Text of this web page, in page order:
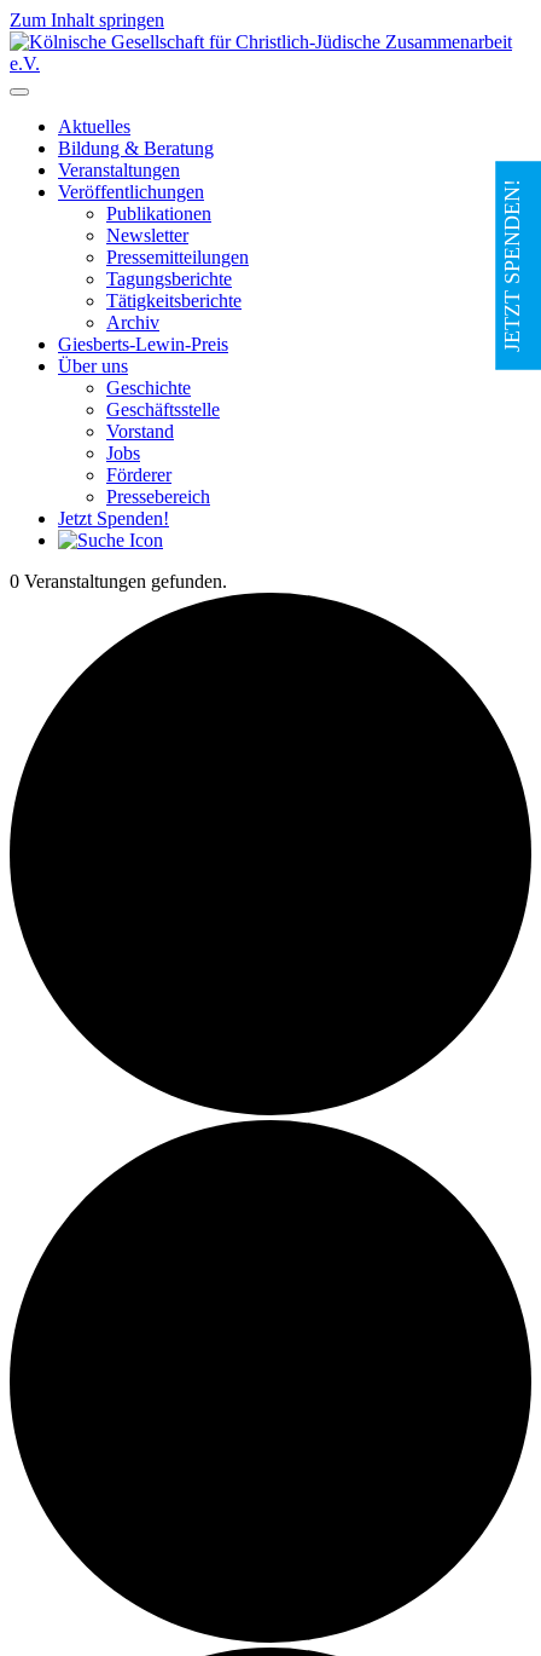
Zum Inhalt springen
Hauptnavigation
Aktuelles
Bildung & Beratung
Veranstaltungen
Veröffentlichungen
Publikationen
Newsletter
Pressemitteilungen
Tagungsberichte
Tätigkeitsberichte
Archiv
Giesberts-Lewin-Preis
Über uns
Geschichte
Geschäftsstelle
Vorstand
Jobs
Förderer
Pressebereich
Jetzt Spenden!
0 Veranstaltungen gefunden.
JETZT SPENDEN!